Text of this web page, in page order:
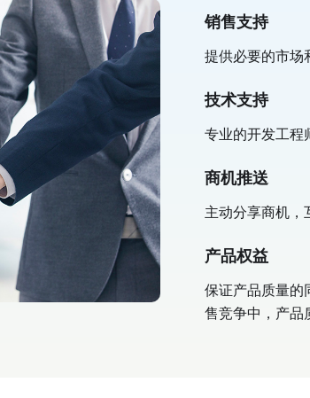
销售支持
提供必要的市场
技术支持
专业的开发工程
商机推送
主动分享商机，
产品权益
保证产品质量的
售竞争中，产品